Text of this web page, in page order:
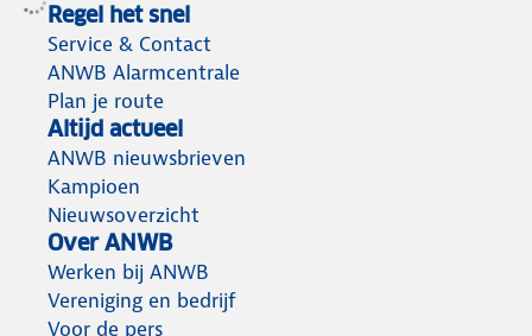
Regel het snel
Service & Contact
ANWB Alarmcentrale
Plan je route
Altijd actueel
ANWB nieuwsbrieven
Kampioen
Nieuwsoverzicht
Over ANWB
Werken bij ANWB
Vereniging en bedrijf
Voor de pers